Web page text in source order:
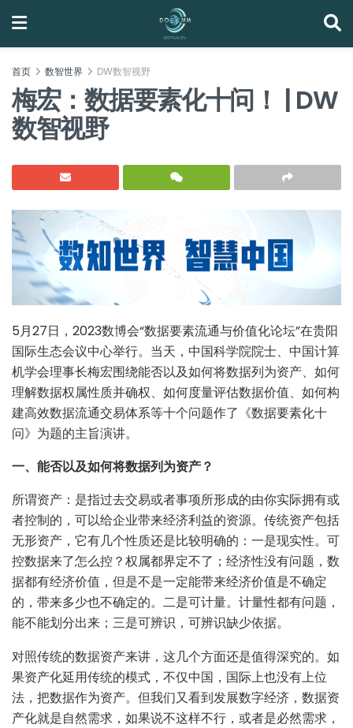
首页 数智世界 DW数智视野
梅宏：数据要素化十问！ | DW
数智视野
5月27日，2023数博会“数据要素流通与价值化论坛”在贵阳
国际生态会议中心举行。当天，中国科学院院士、中国计算
机学会理事长梅宏围绕能否以及如何将数据列为资产、如何
理解数据权属性质并确权、如何度量评估数据价值、如何构
建高效数据流通交易体系等十个问题作了《数据要素化十
问》为题的主旨演讲。
一、能否以及如何将数据列为资产？
所谓资产：是指过去交易或者事项所形成的由你实际拥有或
者控制的，可以给企业带来经济利益的资源。传统资产包括
无形资产，它有几个性质还是比较明确的：一是现实性。可
控数据来了怎么控？权属都界定不了；经济性没有问题，数
据都有经济价值，但是不是一定能带来经济价值是不确定
的，带来多少也不确定的。二是可计量。计量性都有问题，
能不能划分出来；三是可辨识，可辨识缺少依据。
对照传统的数据资产来讲，这几个方面还是值得深究的。如
果资产化延用传统的模式，不仅中国，国际上也没有上位
法，把数据作为资产。但我们又看到发展数字经济，数据资
产化就是自然需求，如果说不这样不行，或者是必然需求，